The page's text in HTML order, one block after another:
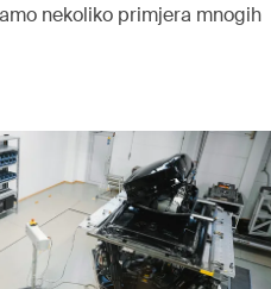
nekoliko primjera mnogih